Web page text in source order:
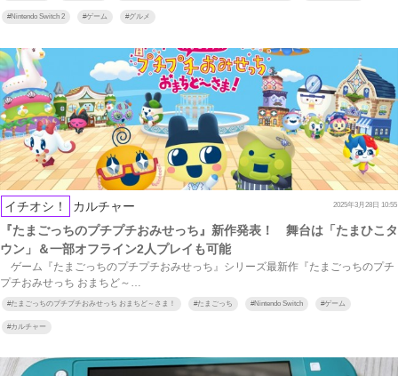
#Nintendo Switch 2 #ゲーム #グルメ
イチオシ！ カルチャー 2025年3月28日 10:55
『たまごっちのプチプチおみせっち』新作発表！ 舞台は「たまひこタ
ウン」＆一部オフライン2人プレイも可能
ゲーム『たまごっちのプチプチおみせっち』シリーズ最新作『たまごっちのプチ
プチおみせっち おまちど～…
#たまごっちのプチプチおみせっち おまちど～さま！ #たまごっち #Nintendo Switch #ゲーム
#カルチャー